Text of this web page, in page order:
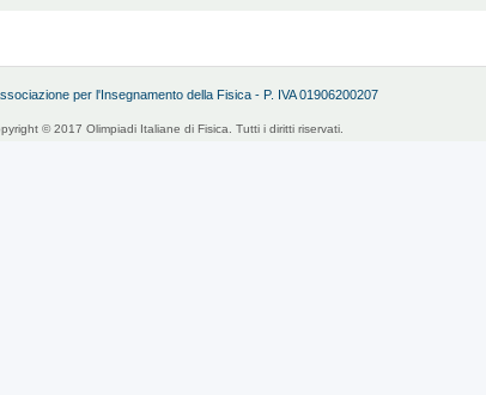
per l'Insegnamento della Fisica - P. IVA 01906200207
© 2017 Olimpiadi Italiane di Fisica. Tutti i diritti riservati.